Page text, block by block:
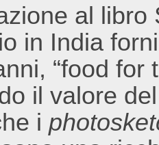
al
in India
“food for
il valore
i